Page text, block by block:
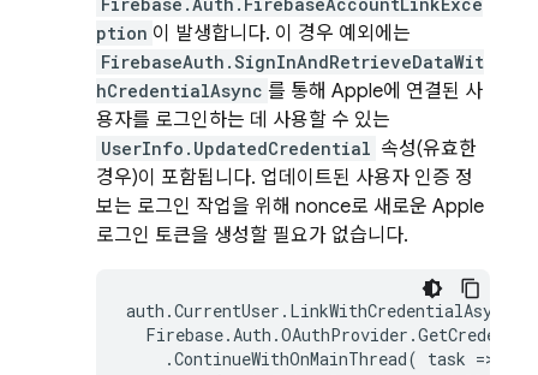
ption 이 발생합니다. 이 경우 예외에는
FirebaseAuth.SignInAndRetrieveDataWit
hCredentialAsync 를 통해 Apple에 연결된 사
용자를 로그인하는 데 사용할 수 있는
UserInfo.UpdatedCredential 속성(유효한
경우)이 포함됩니다. 업데이트된 사용자 인증 정
보는 로그인 작업을 위해 nonce로 새로운 Apple
로그인 토큰을 생성할 필요가 없습니다.
auth .CurrentUser . LinkWithCredentialAsync
Firebase.Auth .OAuthProvider .
.ContinueWithOnMainThread( task =>